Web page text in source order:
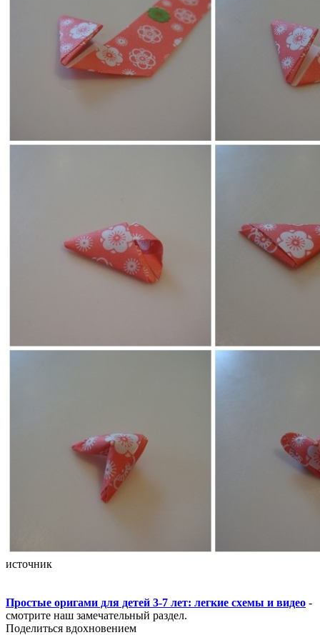
источник
Простые оригами для детей 3-7 лет: легкие схемы и видео -
смотрите наш замечательный раздел.
Поделиться вдохновением